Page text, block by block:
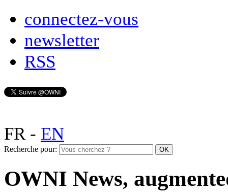
connectez-vous
newsletter
RSS
FR- EN
Recherche pour:
OWNI News,